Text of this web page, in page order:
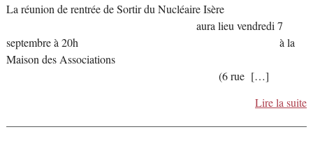
La réunion de rentrée de Sortir du Nucléaire Isère
aura lieu vendredi 7
septembre à 20h à la
Maison des Associations
(6 rue […]
Lire la suite